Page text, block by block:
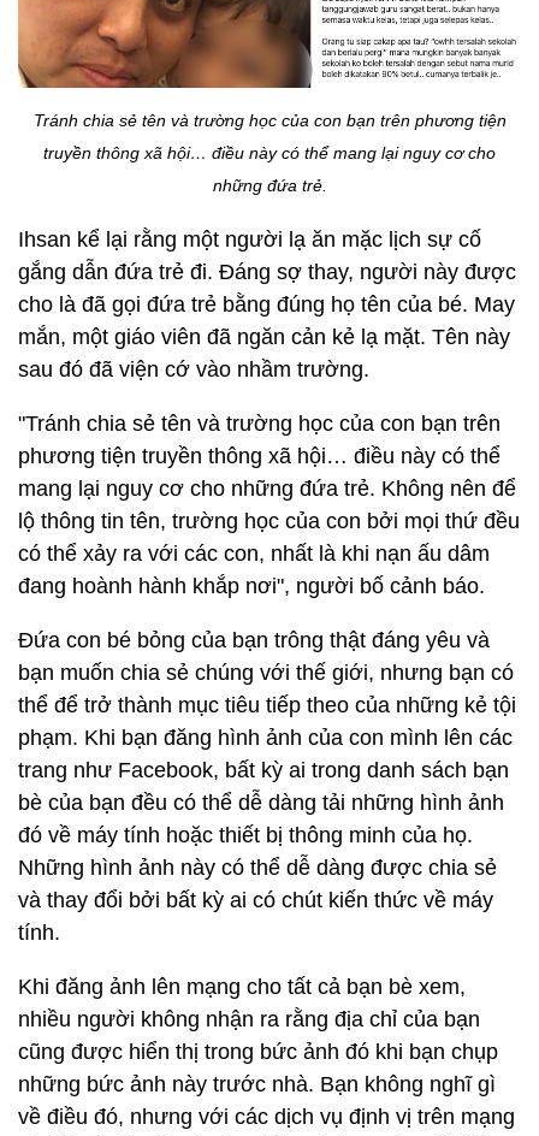
Tránh chia sẻ tên và trường học của con bạn trên phương tiện
truyền thông xã hội… điều này có thể mang lại nguy cơ cho
những đứa trẻ.
Ihsan kể lại rằng một người lạ ăn mặc lịch sự cố
gắng dẫn đứa trẻ đi. Đáng sợ thay, người này được
cho là đã gọi đứa trẻ bằng đúng họ tên của bé. May
mắn, một giáo viên đã ngăn cản kẻ lạ mặt. Tên này
sau đó đã viện cớ vào nhầm trường.
"Tránh chia sẻ tên và trường học của con bạn trên
phương tiện truyền thông xã hội… điều này có thể
mang lại nguy cơ cho những đứa trẻ. Không nên để
lộ thông tin tên, trường học của con bởi mọi thứ đều
có thể xảy ra với các con, nhất là khi nạn ấu dâm
đang hoành hành khắp nơi", người bố cảnh báo.
Đứa con bé bỏng của bạn trông thật đáng yêu và
bạn muốn chia sẻ chúng với thế giới, nhưng bạn có
thể để trở thành mục tiêu tiếp theo của những kẻ tội
phạm. Khi bạn đăng hình ảnh của con mình lên các
trang như Facebook, bất kỳ ai trong danh sách bạn
bè của bạn đều có thể dễ dàng tải những hình ảnh
đó về máy tính hoặc thiết bị thông minh của họ.
Những hình ảnh này có thể dễ dàng được chia sẻ
và thay đổi bởi bất kỳ ai có chút kiến thức về máy
tính.
Khi đăng ảnh lên mạng cho tất cả bạn bè xem,
nhiều người không nhận ra rằng địa chỉ của bạn
cũng được hiển thị trong bức ảnh đó khi bạn chụp
những bức ảnh này trước nhà. Bạn không nghĩ gì
về điều đó, nhưng với các dịch vụ định vị trên mạng